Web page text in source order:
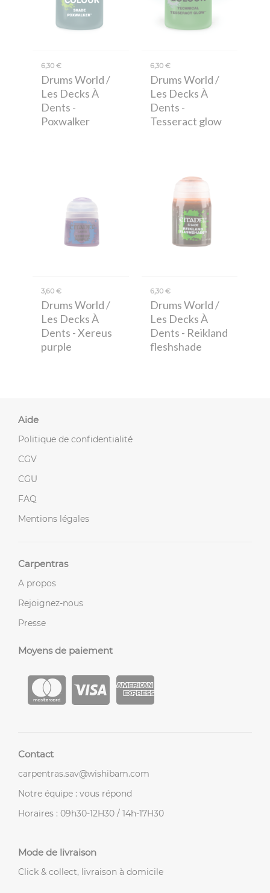
6,30 €
Drums World /
Les Decks À
Dents -
Poxwalker
6,30 €
Drums World /
Les Decks À
Dents -
Tesseract glow
3,60 €
Drums World /
Les Decks À
Dents - Xereus
purple
6,30 €
Drums World /
Les Decks À
Dents - Reikland
fleshshade
Aide
Politique de confidentialité
CGV
CGU
FAQ
Mentions légales
Carpentras
A propos
Rejoignez-nous
Presse
Moyens de paiement
Contact
carpentras.sav@wishibam.com
Notre équipe : vous répond
Horaires : 09h30-12H30 / 14h-17H30
Mode de livraison
Click & collect, livraison à domicile